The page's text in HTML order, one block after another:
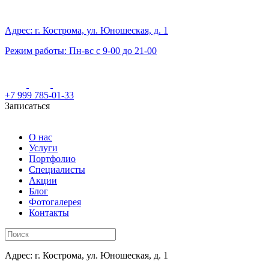
Адрес: г. Кострома, ул. Юношеская, д. 1
Режим работы: Пн-вс с 9-00 до 21-00
+7 999 785-01-33
Записаться
О нас
Услуги
Портфолио
Специалисты
Акции
Блог
Фотогалерея
Контакты
Адрес: г. Кострома, ул. Юношеская, д. 1